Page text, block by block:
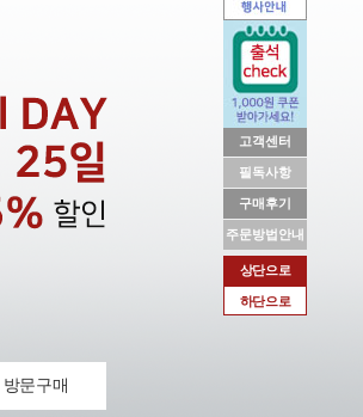
고객센터
필독사항
구매후기
주문방법안내
상단으로
하단으로
방문구매